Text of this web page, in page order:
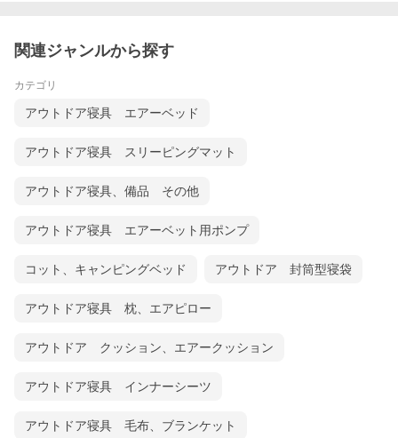
関連ジャンルから探す
カテゴリ
アウトドア寝具 エアーベッド
アウトドア寝具 スリーピングマット
アウトドア寝具、備品 その他
アウトドア寝具 エアーベット用ポンプ
コット、キャンピングベッド アウトドア 封筒型寝袋
アウトドア寝具 枕、エアピロー
アウトドア クッション、エアークッション
アウトドア寝具 インナーシーツ
アウトドア寝具 毛布、ブランケット